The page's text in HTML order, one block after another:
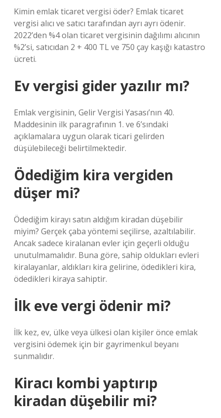
Kimin emlak ticaret vergisi öder? Emlak ticaret
vergisi alıcı ve satıcı tarafından ayrı ayrı ödenir.
2022’den %4 olan ticaret vergisinin dağılımı alıcının
%2’si, satıcıdan 2 + 400 TL ve 750 çay kaşığı katastro
ücreti.
Ev vergisi gider yazılır mı?
Emlak vergisinin, Gelir Vergisi Yasası’nın 40.
Maddesinin ilk paragrafının 1. ve 6’sındaki
açıklamalara uygun olarak ticari gelirden
düşülebileceği belirtilmektedir.
Ödediğim kira vergiden
düşer mi?
Ödediğim kirayı satın aldığım kiradan düşebilir
miyim? Gerçek çaba yöntemi seçilirse, azaltılabilir.
Ancak sadece kiralanan evler için geçerli olduğu
unutulmamalıdır. Buna göre, sahip oldukları evleri
kiralayanlar, aldıkları kira gelirine, ödedikleri kira,
ödedikleri kiraya sahiptir.
İlk eve vergi ödenir mi?
İlk kez, ev, ülke veya ülkesi olan kişiler önce emlak
vergisini ödemek için bir gayrimenkul beyanı
sunmalıdır.
Kiracı kombi yaptırıp
kiradan düşebilir mi?